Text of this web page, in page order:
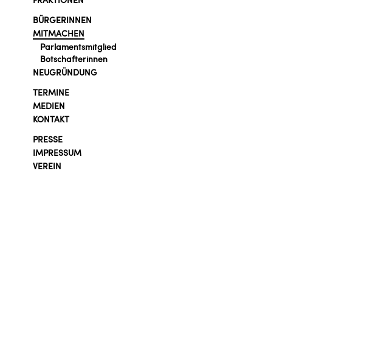
BÜRGERINNEN
MITMACHEN
Parlamentsmitglied
Botschafterinnen
NEUGRÜNDUNG
TERMINE
MEDIEN
KONTAKT
PRESSE
IMPRESSUM
VEREIN